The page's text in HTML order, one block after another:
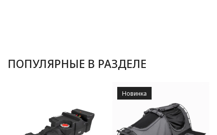
ПОПУЛЯРНЫЕ В РАЗДЕЛЕ
Новинка